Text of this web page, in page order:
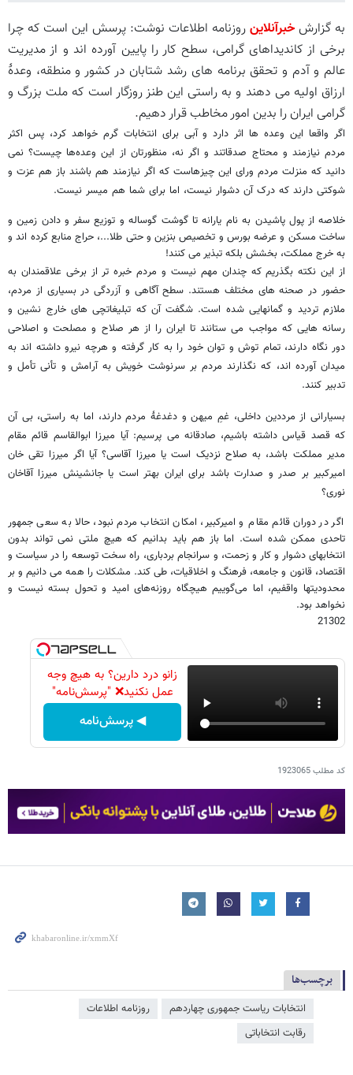
به گزارش خبرآنلاین روزنامه اطلاعات نوشت: پرسش این است که چرا
برخی از کاندیداهای گرامی، سطح کار را پایین آورده اند و از مدیریت
عالم و آدم و تحقق برنامه های رشد شتابان در کشور و منطقه، وعدۀ
ارزاق اولیه می دهند و به راستی این طنز روزگار است که ملت بزرگ و
گرامی ایران را بدین امور مخاطب قرار دهیم.
اگر واقعا این وعده ها اثر دارد و آبی برای انتخابات گرم خواهد کرد، پس اکثر
مردم نیازمند و محتاج صدقاتند و اگر نه، منظورتان از این وعده‌ها چیست؟ نمی
دانید که منزلت مردم ورای این چیزهاست که اگر نیازمند هم باشند باز هم عزت و
شوکتی دارند که درک آن دشوار نیست، اما برای شما هم میسر نیست.
خلاصه از پول پاشیدن به نام یارانه تا گوشت گوساله و توزیع سفر و دادن زمین و
ساخت مسکن و عرضه بورس و تخصیص بنزین و حتی طلا...، حراج منابع کرده اند و
به خرج مملکت، بخشش بلکه تبذیر می کنند!
از این نکته بگذریم که چندان مهم نیست و مردم خبره تر از برخی علاقمندان به
حضور در صحنه های مختلف هستند. سطح آگاهی و آزردگی در بسیاری از مردم،
ملازم تردید و گمانهایی شده است. شگفت آن که تبلیغاتچی های خارج نشین و
رسانه هایی که مواجب می ستانند تا ایران را از هر صلاح و مصلحت و اصلاحی
دور نگاه دارند، تمام توش و توان خود را به کار گرفته و هرچه نیرو داشته اند به
میدان آورده اند، که نگذارند مردم بر سرنوشت خویش به آرامش و تأنی تأمل و
تدبیر کنند.
بسیارانی از مرددین داخلی، غمِ میهن و دغدغۀ مردم دارند، اما به راستی، بی آن
که قصد قیاس داشته باشیم، صادقانه می پرسیم: آیا میرزا ابوالقاسم قائم مقام
مدیر مملکت باشد، به صلاح نزدیک است یا میرزا آقاسی؟ آیا اگر میرزا تقی خان
امیرکبیر بر صدر و صدارت باشد برای ایران بهتر است یا جانشینش میرزا آقاخان
نوری؟
اگر در دوران قائم مقام و امیرکبیر، امکان انتخاب مردم نبود، حالا به سعی جمهور
تاحدی ممکن شده است. اما باز هم باید بدانیم که هیچ ملتی نمی تواند بدون
انتخابهای دشوار و کار و زحمت، و سرانجام بردباری، راه سخت توسعه را در سیاست و
اقتصاد، قانون و جامعه، فرهنگ و اخلاقیات، طی کند. مشکلات را همه می دانیم و بر
محدودیتها واقفیم، اما می‌گوییم هیچگاه روزنه‌های امید و تحول بسته نیست و
نخواهد بود.
21302
زانو درد دارین؟ به هیچ وجه
عمل نکنید❌ "پرسش‌نامه"
◀ پرسش‌نامه
کد مطلب1923065
برچسب‌ها
انتخابات ریاست جمهوری چهاردهم
روزنامه اطلاعات
رقابت انتخاباتی